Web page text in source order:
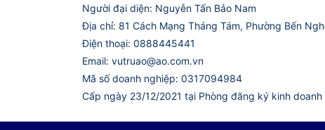
Người đại diện: Nguyễn Tấn Bảo Nam
Địa chỉ: 81 Cách Mạng Tháng Tám, Phường Bến
Điện thoại: 0888445441
Email: vutruao@ao.com.vn
Mã số doanh nghiệp: 0317094984
Cấp ngày 23/12/2021 tại Phòng đăng ký kinh